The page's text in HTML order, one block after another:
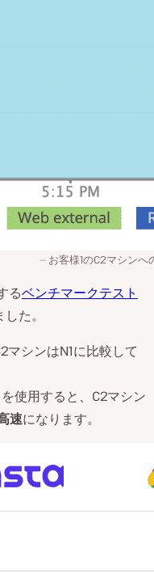
お客様1のC2マシンへ
るベンチマークテスト
た。
マシンはN1に比較して
使用すると、C2マシン
速になります。